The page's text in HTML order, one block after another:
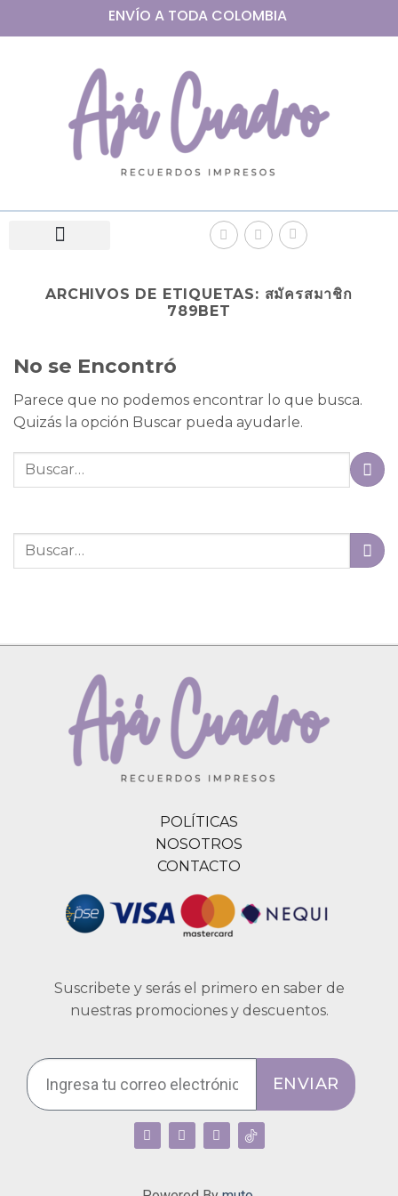
ENVÍO A TODA COLOMBIA
ARCHIVOS DE ETIQUETAS: สมัครสมาชิก
789BET
No se Encontró
Parece que no podemos encontrar lo que busca.
Quizás la opción Buscar pueda ayudarle.
POLÍTICAS
NOSOTROS
CONTACTO
Suscribete y serás el primero en saber de
nuestras promociones y descuentos.
ENVIAR